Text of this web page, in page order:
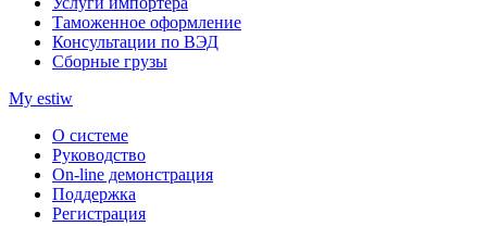
Таможенное оформление
Консультации по ВЭД
Сборные грузы
My estiw
О системе
Руководство
On-line демонстрация
Поддержка
Регистрация